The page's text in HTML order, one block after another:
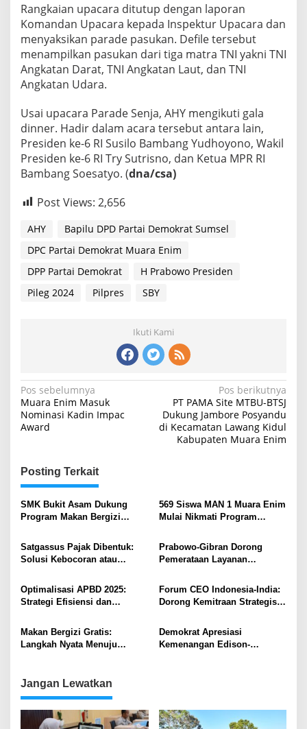
Rangkaian upacara ditutup dengan laporan
Komandan Upacara kepada Inspektur Upacara dan
menyaksikan parade pasukan. Defile tersebut
menampilkan pasukan dari tiga matra TNI yakni TNI
Angkatan Darat, TNI Angkatan Laut, dan TNI
Angkatan Udara.
Usai upacara Parade Senja, AHY mengikuti gala
dinner. Hadir dalam acara tersebut antara lain,
Presiden ke-6 RI Susilo Bambang Yudhoyono, Wakil
Presiden ke-6 RI Try Sutrisno, dan Ketua MPR RI
Bambang Soesatyo. (dna/csa)
Post Views: 2,656
AHY
Bapilu DPD Partai Demokrat Sumsel
DPC Partai Demokrat Muara Enim
DPP Partai Demokrat
H Prabowo Presiden
Pileg 2024
Pilpres SBY
Ikuti Kami
Navigasi
pos
Pos sebelumnya
Muara Enim Masuk
Nominasi Kadin Impac
Award
Pos berikutnya
PT PAMA Site MTBU-BTSJ
Dukung Jambore Posyandu
di Kecamatan Lawang Kidul
Kabupaten Muara Enim
Posting Terkait
SMK Bukit Asam Dukung
Program Makan Bergizi
Manfaat Setiap Hari
569 Siswa MAN 1 Muara Enim
Mulai Nikmati Program
Antusiasme Tinggi Warnai
Pelaksanaan
Satgassus Pajak Dibentuk:
Solusi Kebocoran atau
Prabowo-Gibran Dorong
Pemerataan Layanan
Serentak Cek Kesehatan
Gratis (CKG) di Muara Enim
Optimalisasi APBD 2025:
Strategi Efisiensi dan
Pembangunan Daerah
Forum CEO Indonesia-India:
Dorong Kemitraan Strategis
Makan Bergizi Gratis:
Langkah Nyata Menuju
Demokrat Apresiasi
Kemenangan Edison-
Jangan Lewatkan